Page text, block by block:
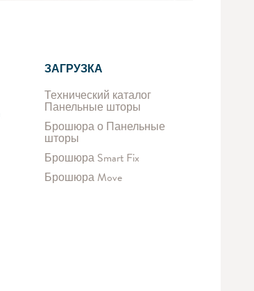
ЗАГРУЗКА
Технический каталог
Панельные шторы
Брошюра о Панельные
шторы
Брошюра Smart Fix
Брошюра Move